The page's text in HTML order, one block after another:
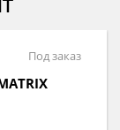
Под заказ